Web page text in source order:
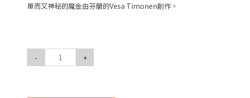
單而又神秘的魔金由芬蘭的Vesa Timonen創作。
- +